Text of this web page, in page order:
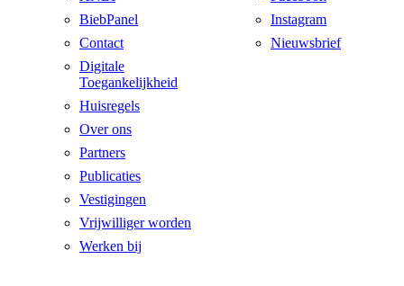
BiebPanel
Contact
Digitale
Toegankelijkheid
Huisregels
Over ons
Partners
Publicaties
Vestigingen
Vrijwilliger worden
Werken bij
Instagram
Nieuwsbrief